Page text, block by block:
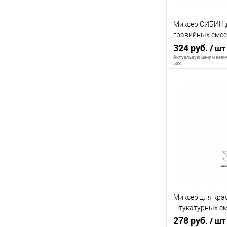
Миксер СИБИН
гравийных
хвостовик,
324 руб. / шт
Актуальную цену и
533
В
Миксер для
штукатурных
хвостовик SDS
278 руб. / шт